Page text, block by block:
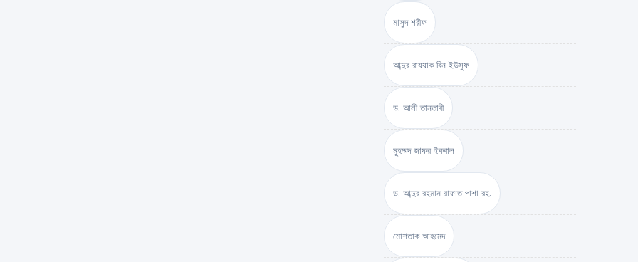
মাসুদ শরীফ
আব্দুর রাযযাক বিন ইউসুফ
ড. আলী তানতাবী
মুহম্মদ জাফর ইকবাল
ড. আব্দুর রহমান রাফাত পাশা রহ.
মোশতাক আহমেদ